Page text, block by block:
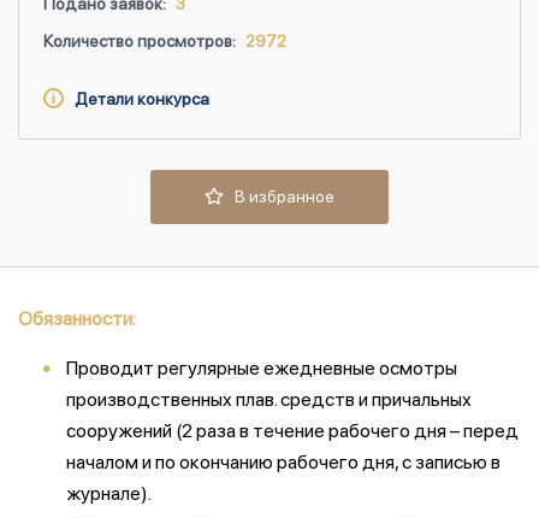
Количество просмотров: 2972
Детали конкурса
В избранное
Обязанности:
Проводит регулярные ежедневные осмотры
производственных плав. средств и причальных
сооружений (2 раза в течение рабочего дня – перед
началом и по окончанию рабочего дня, с записью в
журнале).